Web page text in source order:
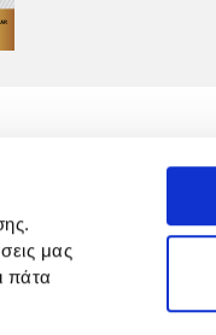
μας
πάτα
GDPR